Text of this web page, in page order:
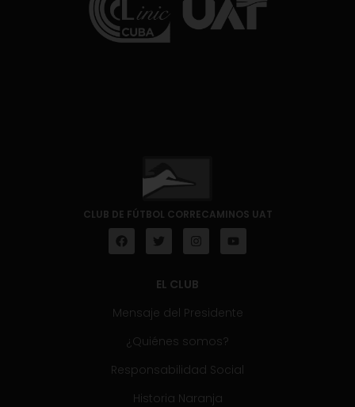
CLUB DE FÚTBOL CORRECAMINOS UAT
EL CLUB
Mensaje del Presidente
¿Quiénes somos?
Responsabilidad Social
Historia Naranja